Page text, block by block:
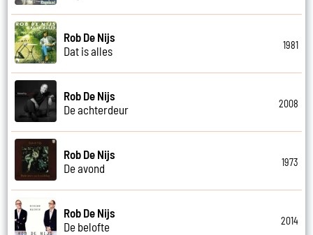
Rob De Nijs
Dat is alles
1981
Rob De Nijs
De achterdeur
2008
Rob De Nijs
De avond
1973
Rob De Nijs
De belofte
2014